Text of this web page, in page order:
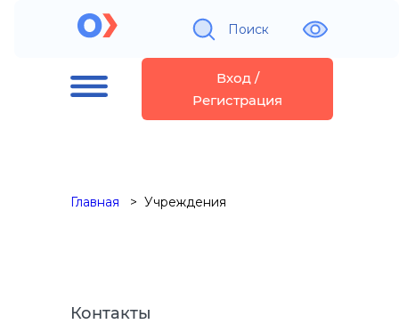
Поиск
Вход /
Регистрация
Главная Учреждения
Контакты